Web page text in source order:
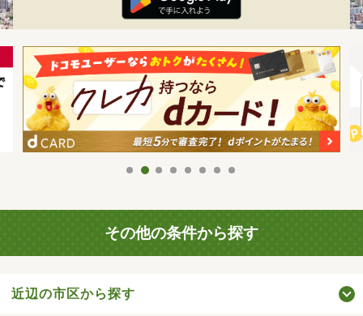
その他の条件から探す
近辺の市区から探す